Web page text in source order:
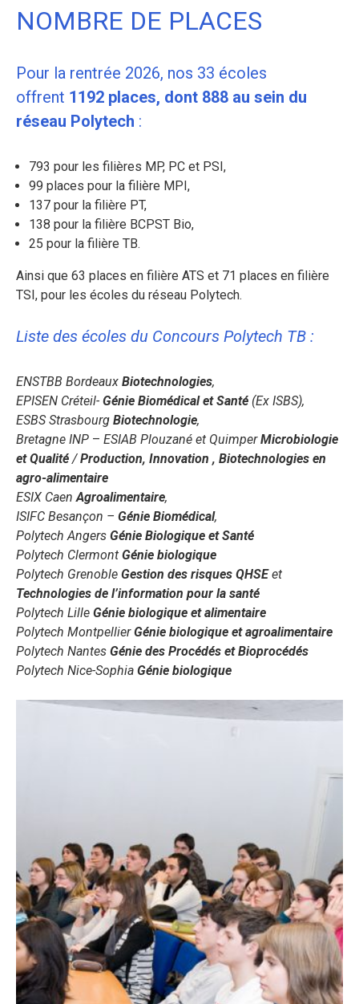
NOMBRE DE PLACES
Pour la rentrée 2026, nos 33 écoles
offrent 1192 places, dont 888 au sein du
réseau Polytech :
793 pour les filières MP, PC et PSI,
99 places pour la filière MPI,
137 pour la filière PT,
138 pour la filière BCPST Bio,
25 pour la filière TB.
Ainsi que 63 places en filière ATS et 71 places en filière
TSI, pour les écoles du réseau Polytech.
Liste des écoles du Concours Polytech TB :
ENSTBB Bordeaux Biotechnologies,
EPISEN Créteil- Génie Biomédical et Santé (Ex ISBS),
ESBS Strasbourg Biotechnologie,
Bretagne INP – ESIAB Plouzané et QuimperMicrobiologie
et Qualité/Production, Innovation , Biotechnologies en
agro-alimentaire
ESIX CaenAgroalimentaire,
ISIFC Besançon – Génie Biomédical,
Polytech Angers Génie Biologique et Santé
Polytech Clermont Génie biologique
Polytech Grenoble Gestion des risques QHSEet
Technologies de l’information pour la santé
Polytech Lille Génie biologique et alimentaire
Polytech MontpellierGénie biologique et agroalimentaire
Polytech Nantes Génie des Procédés et Bioprocédés
Polytech Nice-Sophia Génie biologique